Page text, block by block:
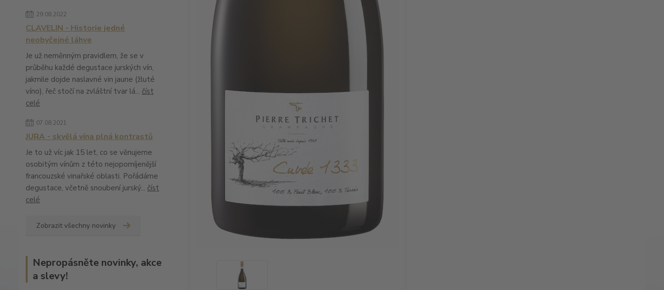
29.08.2022
CLAVELIN - Historie jedné
neobyčejné láhve
Je už neměnným pravidlem, že se v
průběhu každé degustace jurských vín,
jakmile dojde naslavné vin jaune (žluté
víno), řeč stočí na zvláštní tvar lá... číst
celé
07.08.2021
JURA - skvělá vína plná kontrastů
Je to už víc jak 15 let, co se věnujeme
osobitým vínům z této nejopomíjenější
francouzské vinařské oblasti. Pořádáme
degustace, včetně snoubení jurský... číst
celé
Zobrazit všechny novinky
Nepropásněte novinky, akce
a slevy!